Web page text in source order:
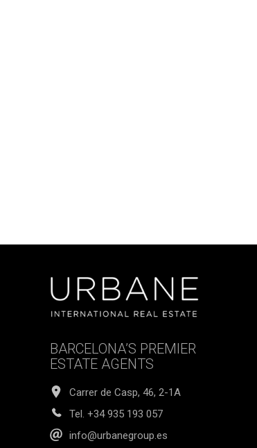
BARCELONA’S PREMIER
ESTATE AGENTS
Carrer de Casp, 46, 2-1A
Tel. +34 935 193 057
info@urbanegroup.es